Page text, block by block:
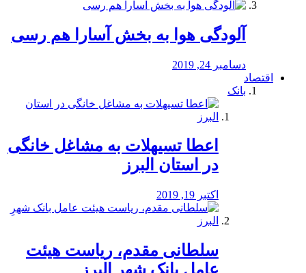
آلودگی هوا به بخش آسارا هم رسی
دسامبر 24, 2019
اقتصاد
بانک
️اعطا تسیهلات به مشاغل خانگی
در استان البرز
اکتبر 19, 2019
سلطانی مقدم، ریاست هیئت